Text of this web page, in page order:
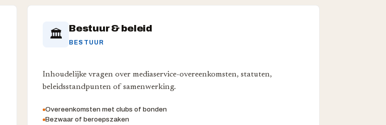
🏛 Bestuur & beleid
BESTUUR
Inhoudelijke vragen over mediaservice-overeenkomsten, statuten,
beleidsstandpunten of samenwerking.
Overeenkomsten met clubs of bonden
Bezwaar of beroepszaken